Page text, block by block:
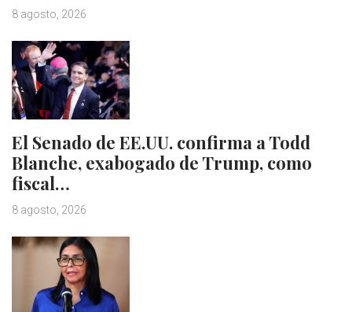
8 agosto, 2026
El Senado de EE.UU. confirma a Todd
Blanche, exabogado de Trump, como
fiscal…
8 agosto, 2026